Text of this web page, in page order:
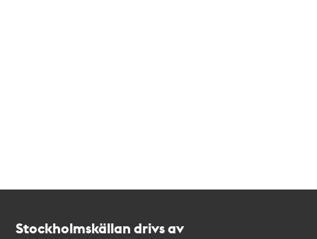
Stockholmskällan drivs av